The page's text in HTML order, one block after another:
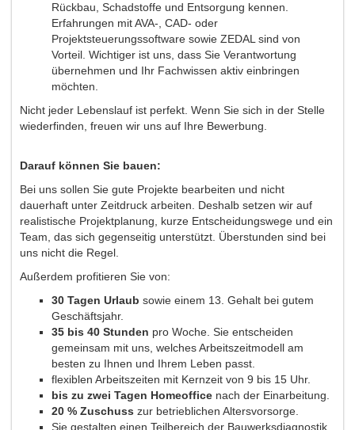
Rückbau, Schadstoffe und Entsorgung kennen.
Erfahrungen mit AVA-, CAD- oder
Projektsteuerungssoftware sowie ZEDAL sind von
Vorteil. Wichtiger ist uns, dass Sie Verantwortung
übernehmen und Ihr Fachwissen aktiv einbringen
möchten.
Nicht jeder Lebenslauf ist perfekt. Wenn Sie sich in der Stelle
wiederfinden, freuen wir uns auf Ihre Bewerbung.
Darauf können Sie bauen:
Bei uns sollen Sie gute Projekte bearbeiten und nicht
dauerhaft unter Zeitdruck arbeiten. Deshalb setzen wir auf
realistische Projektplanung, kurze Entscheidungswege und ein
Team, das sich gegenseitig unterstützt. Überstunden sind bei
uns nicht die Regel.
Außerdem profitieren Sie von:
30 Tagen Urlaub sowie einem 13. Gehalt bei gutem
Geschäftsjahr.
35 bis 40 Stunden pro Woche. Sie entscheiden
gemeinsam mit uns, welches Arbeitszeitmodell am
besten zu Ihnen und Ihrem Leben passt.
flexiblen Arbeitszeiten mit Kernzeit von 9 bis 15 Uhr.
bis zu zwei Tagen Homeoffice nach der Einarbeitung.
20 % Zuschuss zur betrieblichen Altersvorsorge.
Sie gestalten einen Teilbereich der Bauwerksdiagnostik